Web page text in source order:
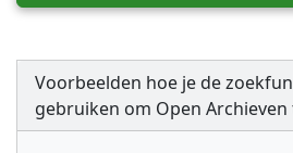
Voorbeelden hoe je de
gebruiken om Open